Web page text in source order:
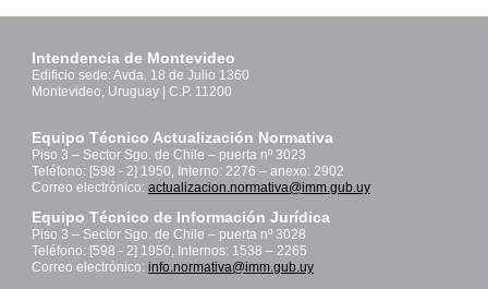
Intendencia de Montevideo
Edificio sede: Avda. 18 de Julio 1360
Montevideo, Uruguay | C.P. 11200
Equipo Técnico Actualización Normativa
Piso 3 – Sector Sgo. de Chile – puerta nº 3023
Teléfono: [598 - 2] 1950, Interno: 2276 – anexo: 2902
Correo electrónico: actualizacion.normativa@imm.gub.uy
Equipo Técnico de Información Jurídica
Piso 3 – Sector Sgo. de Chile – puerta nº 3028
Teléfono: [598 - 2] 1950, Internos: 1538 – 2265
Correo electrónico: info.normativa@imm.gub.uy